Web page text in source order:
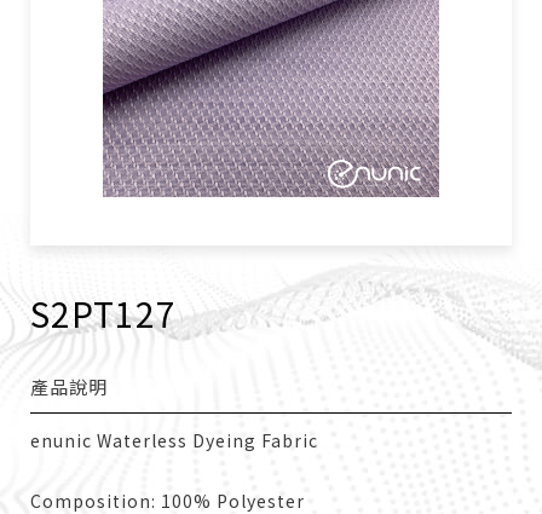
S2PT127
產品說明
enunic Waterless Dyeing Fabric
Composition: 100% Polyester